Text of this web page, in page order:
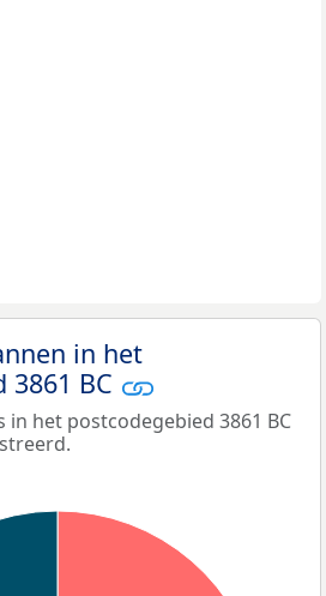
in het
3861 BC
in het postcodegebied 3861 BC